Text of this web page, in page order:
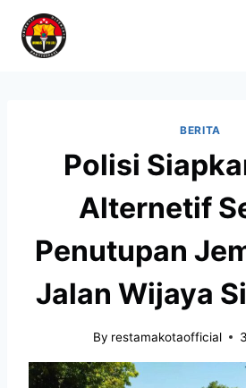
BERITA
Polisi
Alternetif
Penutupan
Jalan Wijaya
By restamakotaofficial